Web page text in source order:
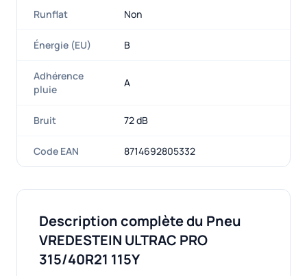
Runflat Non
Énergie (EU) B
Adhérence
pluie
A
Bruit 72 dB
Code EAN 8714692805332
Description complète du Pneu
VREDESTEIN ULTRAC PRO
315/40R21 115Y